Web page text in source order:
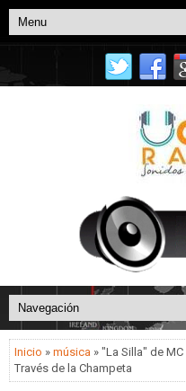
Inicio » música » "La Silla" de
Través de la Champeta